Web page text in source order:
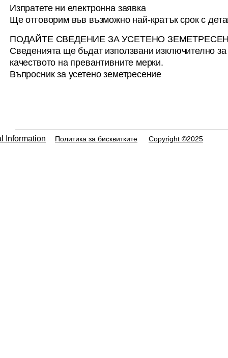
срок от 14.08.2026 г. до
13.10.2026 г. Обява (pdf)
Изпратете ни електронна заявка
Ще отговорим във възможно най-кратък срок с
ПОДАЙТЕ СВЕДЕНИЕ ЗА УСЕТЕНО
Сведенията ще бъдат използвани изключително
качеството на превантивните мерки.
Въпросник за усетено земетресение
Information Copyright ©2025
Политика за бисквитките